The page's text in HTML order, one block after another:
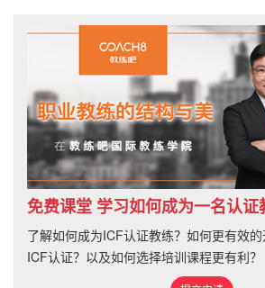
免费课堂 学习如何成为一名认证
了解如何成为ICF认证教练？如何更有效
ICF认证？以及如何选择培训课程更有利？